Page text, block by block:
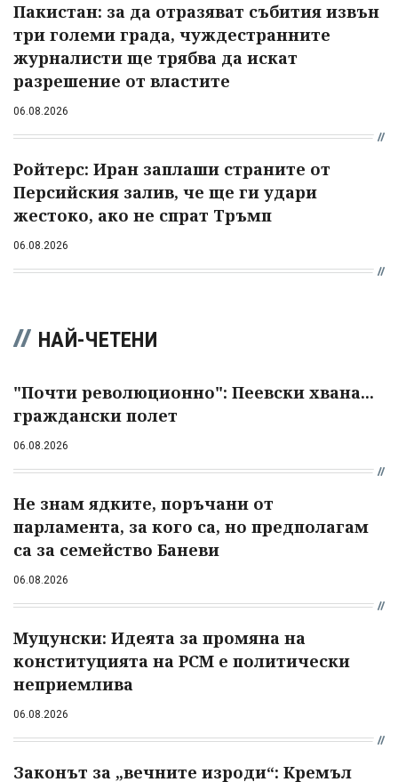
Пакистан: за да отразяват събития извън
три големи града, чуждестранните
журналисти ще трябва да искат
разрешение от властите
06.08.2026
Ройтерс: Иран заплаши страните от
Персийския залив, че ще ги удари
жестоко, ако не спрат Тръмп
06.08.2026
НАЙ-ЧЕТЕНИ
"Почти революционно": Пеевски хвана...
граждански полет
06.08.2026
Не знам ядките, поръчани от
парламента, за кого са, но предполагам
са за семейство Баневи
06.08.2026
Муцунски: Идеята за промяна на
конституцията на РСМ е политически
неприемлива
06.08.2026
Законът за „вечните изроди“: Кремъл